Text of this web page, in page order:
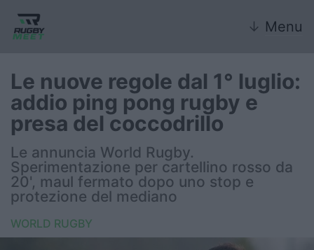
↓ Menu
Nazionale
Nazionali giovanili
Rugby Sevens
Internazionale
Le nuove regole dal 1° luglio:
addio ping pong rugby e
presa del coccodrillo
Le annuncia World Rugby.
Sperimentazione per cartellino rosso da
20', maul fermato dopo uno stop e
protezione del mediano
WORLD RUGBY